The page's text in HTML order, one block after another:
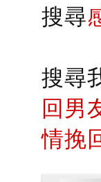
搜尋
搜尋
回男
情挽